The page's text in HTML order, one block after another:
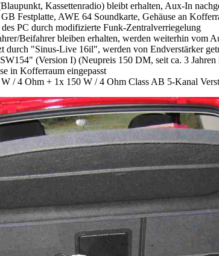
Kassettenradio) bleibt erhalten, Aux-In
Festplatte, AWE 64 Soundkarte, Gehäuse an
des PC durch modifizierte Funk-Zentralverriegelung
Beifahrer bleiben erhalten, werden weiterhin vom
durch "Sinus-Live 16il", werden von Endverstärker
(Version I) (Neupreis 150 DM, seit ca. 3
in Kofferraum eingepasst
/ 4 Ohm + 1x 150 W / 4 Ohm Class AB 5-Kanal